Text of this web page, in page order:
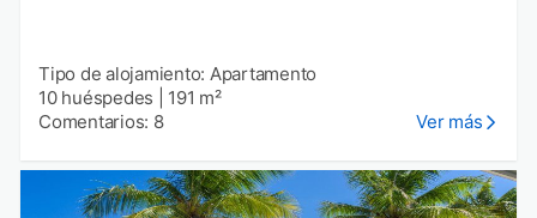
Tipo de alojamiento: Apartamento
10 huéspedes
191 m²
Comentarios: 8
Ver más